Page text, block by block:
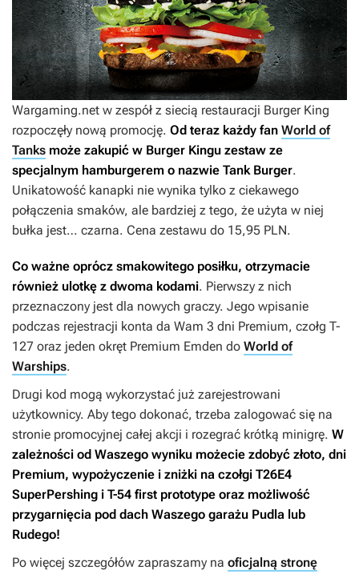
Wargaming.net w zespół z siecią restauracji Burger King
rozpoczęły nową promocję. Od teraz każdy fan World of
Tanks może zakupić w Burger Kingu zestaw ze
specjalnym hamburgerem o nazwie Tank Burger.
Unikatowość kanapki nie wynika tylko z ciekawego
połączenia smaków, ale bardziej z tego, że użyta w niej
bułka jest… czarna. Cena zestawu do 15,95 PLN.
Co ważne oprócz smakowitego posiłku, otrzymacie
również ulotkę z dwoma kodami. Pierwszy z nich
przeznaczony jest dla nowych graczy. Jego wpisanie
podczas rejestracji konta da Wam 3 dni Premium, czołg T-
127 oraz jeden okręt Premium Emden do World of
Warships.
Drugi kod mogą wykorzystać już zarejestrowani
użytkownicy. Aby tego dokonać, trzeba zalogować się na
stronie promocyjnej całej akcji i rozegrać krótką minigrę. W
zależności od Waszego wyniku możecie zdobyć złoto, dni
Premium, wypożyczenie i zniżki na czołgi T26E4
SuperPershing i T-54 first prototype oraz możliwość
przygarnięcia pod dach Waszego garażu Pudla lub
Rudego!
Po więcej szczegółów zapraszamy na oficjalną stronę